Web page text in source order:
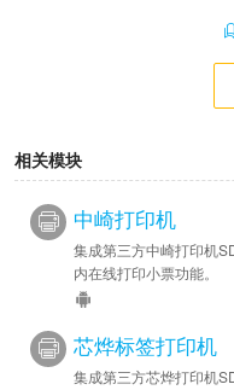
相关模块
中崎打印机
集成第三方中崎打印机
内在线打印小票功能。
芯烨标签打印机
集成第三方芯烨打印机